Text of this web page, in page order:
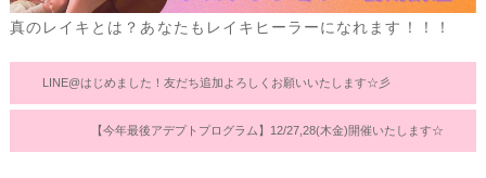
真のレイキとは？あなたもレイキヒーラーになれます！！！
LINE@はじめました！友だち追加よろしくお願いいたします☆彡
【今年最後アデプトプログラム】12/27,28(木金)開催いたします☆